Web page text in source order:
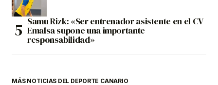
Samu Rizk: «Ser entrenador asistente en el CV
Emalsa supone una importante
responsabilidad»
MÁS NOTICIAS DEL DEPORTE CANARIO